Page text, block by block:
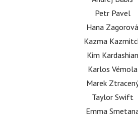
Petr Pavel
Hana Zagorová
Kazma
Kim Kardashian
Karlos Vémola
Marek
Taylor Swift
Emma